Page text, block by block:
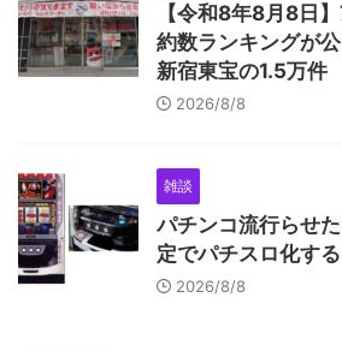
【令和8年8月8日
約数ランキングが
新宿東宝の1.5万件
2026/8/8
雑談
パチンコ流行らせ
定でパチスロ化す
2026/8/8